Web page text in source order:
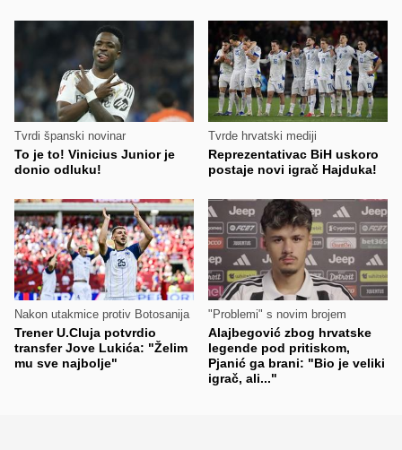
Tvrdi španski novinar
To je to! Vinicius Junior je
donio odluku!
Tvrde hrvatski mediji
Reprezentativac BiH uskoro
postaje novi igrač Hajduka!
Nakon utakmice protiv Botosanija
Trener U.Cluja potvrdio
transfer Jove Lukića: "Želim
mu sve najbolje"
"Problemi" s novim brojem
Alajbegović zbog hrvatske
legende pod pritiskom,
Pjanić ga brani: "Bio je veliki
igrač, ali..."